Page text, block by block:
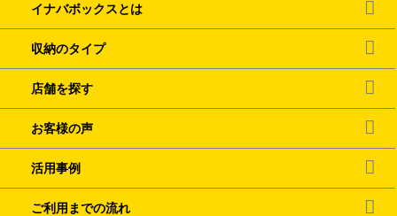
イナバボックスとは
収納のタイプ
店舗を探す
お客様の声
活用事例
ご利用までの流れ